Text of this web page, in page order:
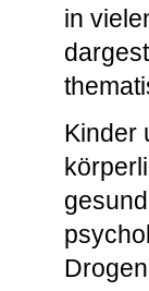
in
Kinder